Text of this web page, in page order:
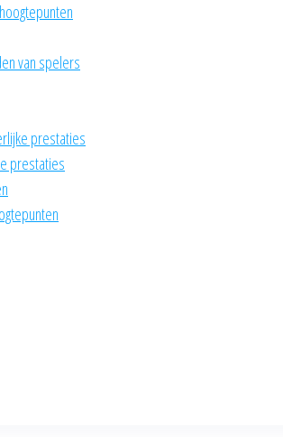
van spelers
prestaties
prestaties